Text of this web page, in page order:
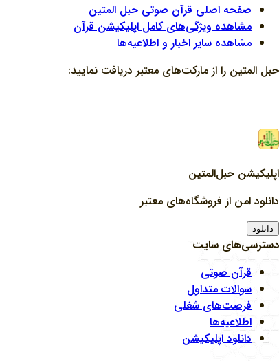
صفحه اصلی قرآن صوتی حبل المتین
مشاهده ویژگی‌های کامل اپلیکیشن قرآن
مشاهده سایر اخبار و اطلاعیه‌ها
حبل المتین را از مارکت‌های معتبر دریافت نمایید:
اپلیکیشن حبل‌المتین
دانلود امن از فروشگاه‌های معتبر
دانلود
دسترسی‌های سایت
قرآن صوتی
سوالات متداول
فرصت‌های شغلی
اطلاعیه‌ها
دانلود اپلیکیشن